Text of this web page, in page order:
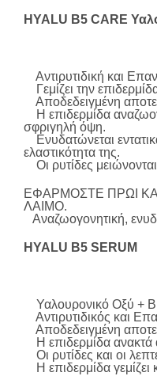
price
HYALU B5 CARE
Αντιρυτιδική και
Γεμίζει την
Αποδεδειγμένη
Η επιδερμίδα
σφριγηλή όψη.
Ενυδατώνεται
ελαστικότητα της.
Οι ρυτίδες
ΕΦΑΡΜΟΣΤΕ ΠΡΩΙ
ΛΑΙΜΟ.
Αναζωογονητική,
HYALU B5 SERUM
Υαλουρονικό Οξύ +
Αντιρυτιδικός και
Αποδεδειγμένη
Η επιδερμίδα ανακτά
Οι ρυτίδες και οι
Η επιδερμίδα γεμίζει